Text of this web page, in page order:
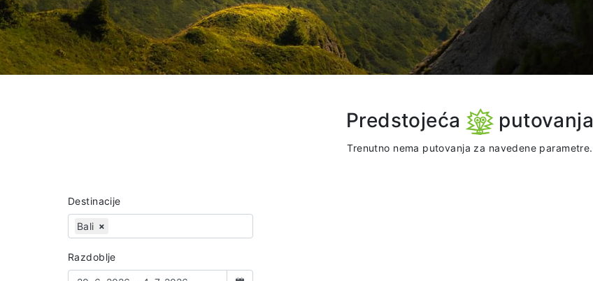
Predstojeća putovanja
Trenutno nema putovanja za navedene parametre.
Destinacije
Bali ×
Razdoblje